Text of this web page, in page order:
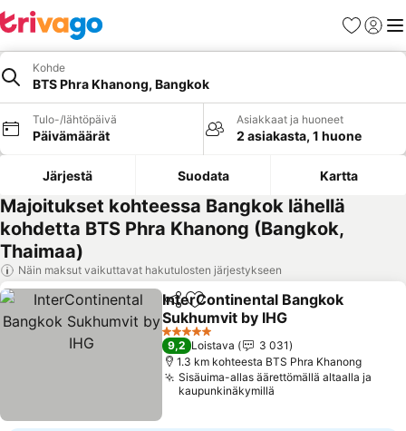
Suosikit
Kohde
BTS Phra Khanong, Bangkok
Tulo-/lähtöpäivä
Päivämäärät
Asiakkaat ja huoneet
2 asiakasta, 1 huone
Järjestä Suodata Kartta
Majoitukset kohteessa Bangkok lähellä
kohdetta BTS Phra Khanong (Bangkok,
Thaimaa)
Näin maksut vaikuttavat hakutulosten järjestykseen
Jaa Lisää suosikkeihin
InterContinental Bangkok
Sukhumvit by IHG
5 Tähtiluokitus
9,2 Loistava
3 031
1.3 km kohteesta BTS Phra Khanong
Sisäuima-allas äärettömällä altaalla ja
kaupunkinäkymillä